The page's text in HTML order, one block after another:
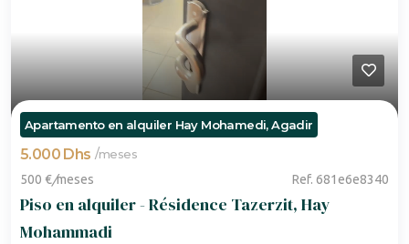
Apartamento en alquiler Hay Mohamedi, Agadir
5.000 Dhs /meses
500 €/meses Ref. 681e6e8340
Piso en alquiler - Résidence Tazerzit, Hay
Mohammadi